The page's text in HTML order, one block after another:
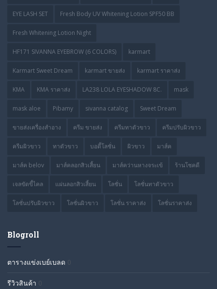
EYE LASH SET Fresh Body UV Whitening Lotion SPF50 BB
Fresh Whitening Lotion Night
HF171 SIVANNA EYEBROW (6 COLORS) karmart
Karmart Sweet Dream karmart ขายส่ง karmart ราคาส่ง
KMA KMA ราคาส่ง LA238 LOLA EYESHADOW 8C. mask
mask aloe Pibamy sivanna catalog Sweet Dream
ขายส่งเครื่องสำอาง ครีม ขายส่ง ครีมทาตัวขาว ครีมปรับผิวขาว
ครีมผิวขาว ทาตัวขาว บอดี้โลชั่น ผิวขาว มาส์ค
มาส์ค belov มาส์คลอกสิวเสี้ยน มาส์คว่านหางจระเข้ ร้านโชคดี
เจลขัดขี้ไคล แผ่นลอกสิวเสี้ยน โลชั่น โลชั่นทาตัวขาว
โลชั่นปรับผิวขาว โลชั่นผิวขาว โลชั่น ราคาส่ง โลชั่นราคาส่ง
Blogroll
ตารางแข่งเบย์เบลด 0
รีวิวสินค้า 0